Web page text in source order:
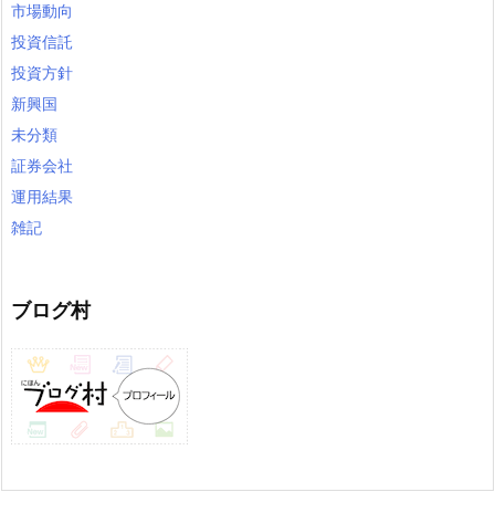
市場動向
投資信託
投資方針
新興国
未分類
証券会社
運用結果
雑記
ブログ村